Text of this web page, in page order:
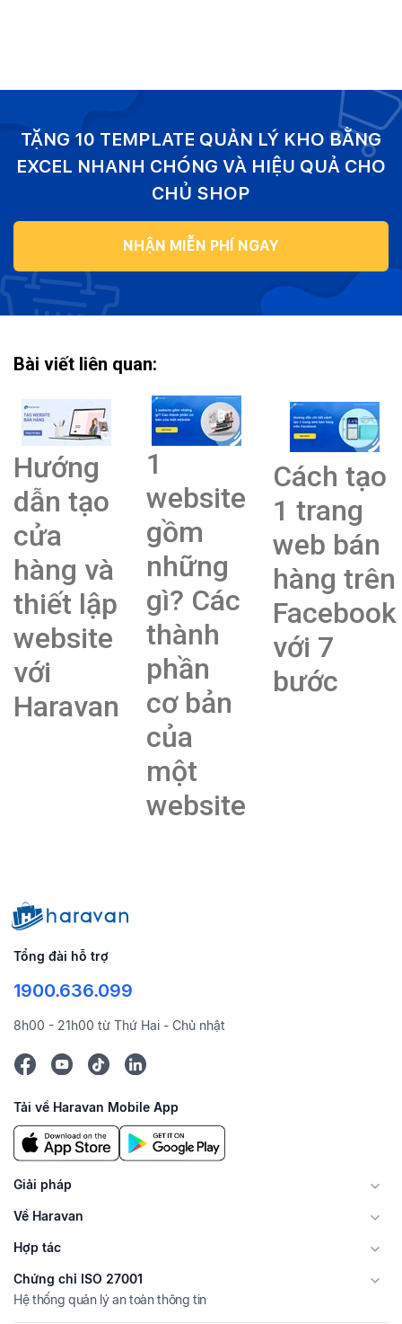
TẶNG 10 TEMPLATE QUẢN LÝ KHO BẰNG
EXCEL NHANH CHÓNG VÀ HIỆU QUẢ CHO
CHỦ SHOP
NHẬN MIỄN PHÍ NGAY
Bài viết liên quan:
Hướng
dẫn tạo
cửa
hàng và
thiết lập
website
với
Haravan
1
website
gồm
những
gì? Các
thành
phần
cơ bản
của
một
website
Cách tạo
1 trang
web bán
hàng trên
Facebook
với 7
bước
Tổng đài hỗ trợ
1900.636.099
8h00 - 21h00 từ Thứ Hai - Chủ nhật
Tải về Haravan Mobile App
Giải pháp
Về Haravan
Hợp tác
Chứng chỉ ISO 27001
Hệ thống quản lý an toàn thông tin